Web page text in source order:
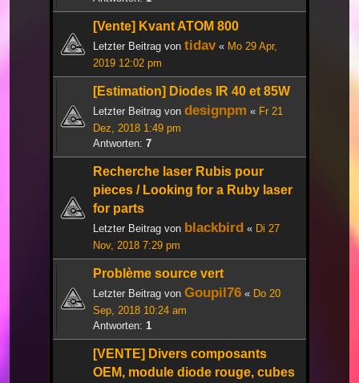
[Vente] Kvant ATOM 800
Letzter Beitrag von tidav« Mo 29 Apr,
2019 12:02 pm
[Estimation] Diodes IR 40 et 85W
Letzter Beitrag von designpm « Fr 21
Dez, 2018 1:49 pm
Antworten: 7
Recherche laser Rubis pour
pieces / Looking for a Ruby laser
for parts
Letzter Beitrag von blackbird « Di 27
Nov, 2018 7:29 pm
Problème source vert
Letzter Beitrag von Goupil76 « Do 20
Sep, 2018 10:24 am
Antworten: 1
[VENTE] Divers composants
OEM, module diode rouge, cubes